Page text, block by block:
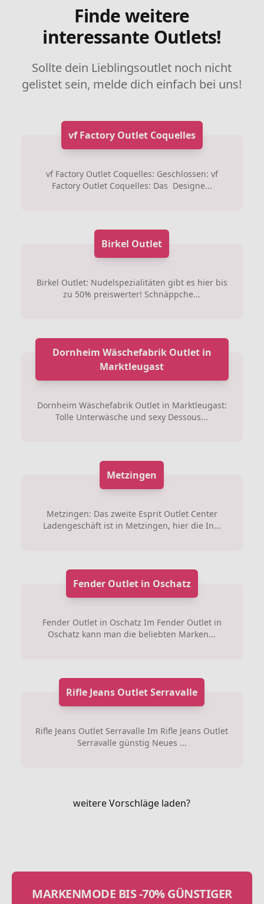
Finde weitere
interessante Outlets!
Sollte dein Lieblingsoutlet noch nicht
gelistet sein, melde dich einfach bei uns!
vf Factory Outlet Coquelles
vf Factory Outlet Coquelles: Geschlossen: vf
Factory Outlet Coquelles: Das Designe...
Birkel Outlet
Birkel Outlet: Nudelspezialitäten gibt es hier bis
zu 50% preiswerter! Schnäppche...
Dornheim Wäschefabrik Outlet in
Marktleugast
Dornheim Wäschefabrik Outlet in Marktleugast:
Tolle Unterwäsche und sexy Dessous...
Metzingen
Metzingen: Das zweite Esprit Outlet Center
Ladengeschäft ist in Metzingen, hier die In...
Fender Outlet in Oschatz
Fender Outlet in Oschatz Im Fender Outlet in
Oschatz kann man die beliebten Marken...
Rifle Jeans Outlet Serravalle
Rifle Jeans Outlet Serravalle Im Rifle Jeans Outlet
Serravalle günstig Neues ...
weitere Vorschläge laden?
MARKENMODE BIS -70% GÜNSTIGER